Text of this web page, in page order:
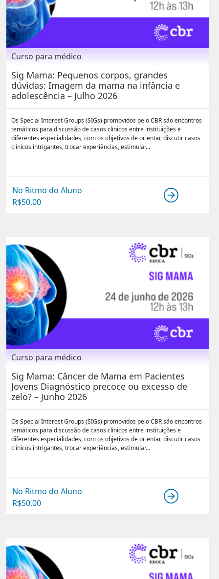
Curso para médico
Sig Mama: Pequenos corpos, grandes
dúvidas: Imagem da mama na infância e
adolescência – Julho 2026
Os Special Interest Groups (SIGs) promovidos pelo CBR são encontros
temáticos para discussão de casos clínicos entre instituições e
diferentes especialidades, com os objetivos de orientar, discutir casos
clínicos intrigantes, trocar experiências, estimular...
No Ritmo do Aluno
R$50,00
Curso para médico
Sig Mama: Câncer de Mama em Pacientes
Jovens Diagnóstico precoce ou excesso de
zelo? – Junho 2026
Os Special Interest Groups (SIGs) promovidos pelo CBR são encontros
temáticos para discussão de casos clínicos entre instituições e
diferentes especialidades, com os objetivos de orientar, discutir casos
clínicos intrigantes, trocar experiências, estimular...
No Ritmo do Aluno
R$50,00